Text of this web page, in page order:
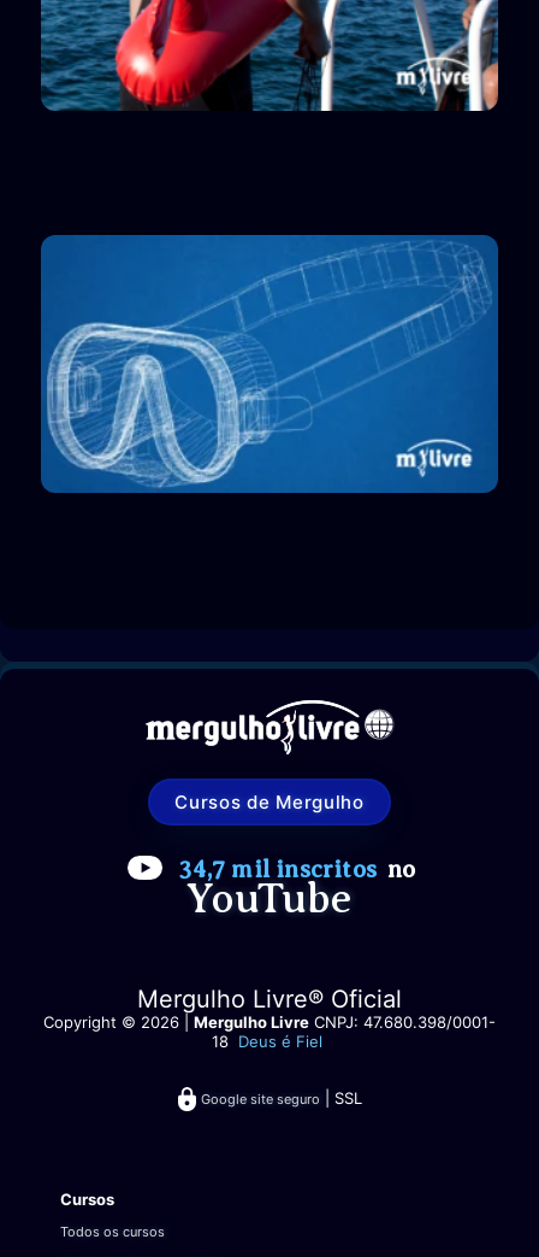
Cursos de Mergulho
34,7 mil inscritos no
YouTube
Mergulho Livre® Oficial
Copyright © 2026 | Mergulho Livre CNPJ: 47.680.398/0001-
18 Deus é Fiel
Google site seguro | SSL
Cursos
Todos os cursos